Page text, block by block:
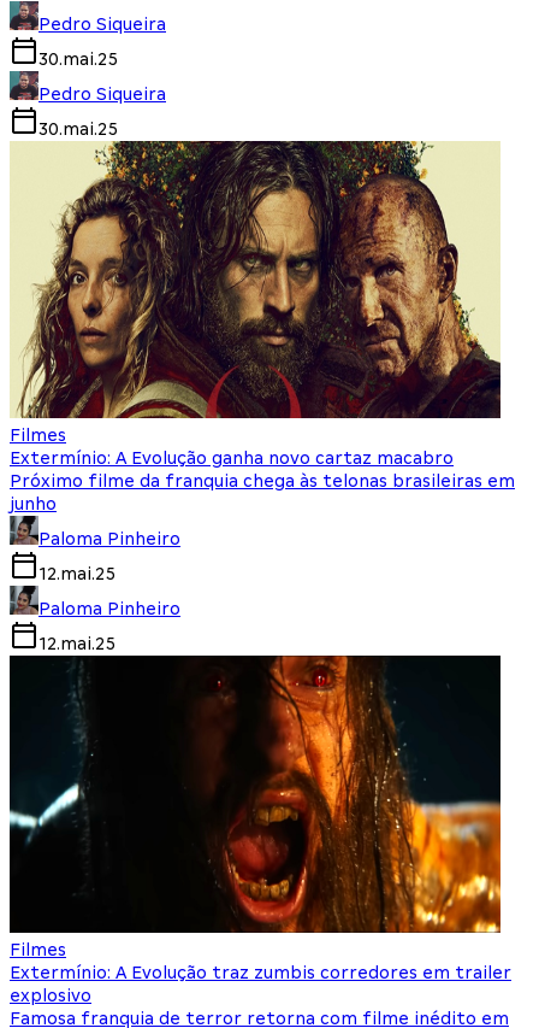
Pedro Siqueira
30.mai.25
Pedro Siqueira
30.mai.25
Filmes
Extermínio: A Evolução ganha novo cartaz macabro
Próximo filme da franquia chega às telonas brasileiras em
junho
Paloma Pinheiro
12.mai.25
Paloma Pinheiro
12.mai.25
Filmes
Extermínio: A Evolução traz zumbis corredores em trailer
explosivo
Famosa franquia de terror retorna com filme inédito em